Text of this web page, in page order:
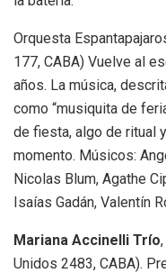
Orquesta
177, CABA) Vuelve al
años. La música,
como “musiquita de
de fiesta, algo de ritual
momento. Músicos:
Nicolas Blum, Agathe
Isaías Gadán, Valentín
Mariana Accinelli Trío
Unidos 2483, CABA).